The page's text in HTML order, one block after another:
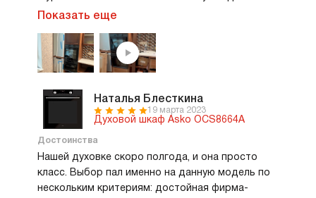
беспокоиться не придется.
родителей, немного волновался, конечно, так
разберутся, но в итоге они оказались оба очень
довольны. Управление у нее достаточно
понятное, на мой взгляд справятся даже дети
(но лучше их, конечно, до готовки не допускать)
и от их же проказ она отлично защищена.
Я еще выбрал именно эту модель, потому что
она может работать как пароварка. На мой
взгляд — это отличная функция, особенно когда
надо готовить блюда разного типа
в зависимости от диеты. У нас с этим очень
Показать еще
Наталья Блесткина
19 марта 2023
Духовой шкаф Asko OCS8664A
Достоинства
Нашей духовке скоро полгода, и она просто
класс. Выбор пал именно на данную модель по
нескольким критериям: достойная фирма-